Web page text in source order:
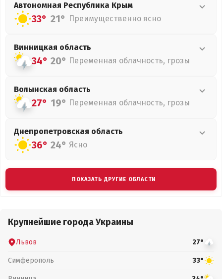
Автономная Республика Крым
33° 21° Преимущественно ясно
Винницкая область
34° 20° Переменная облачность, грозы
Волынская область
27° 19° Переменная облачность, грозы
Днепропетровская область
36° 24° Ясно
ПОКАЗАТЬ ДРУГИЕ ОБЛАСТИ
Крупнейшие города Украины
Львов 27°
Симферополь 33°